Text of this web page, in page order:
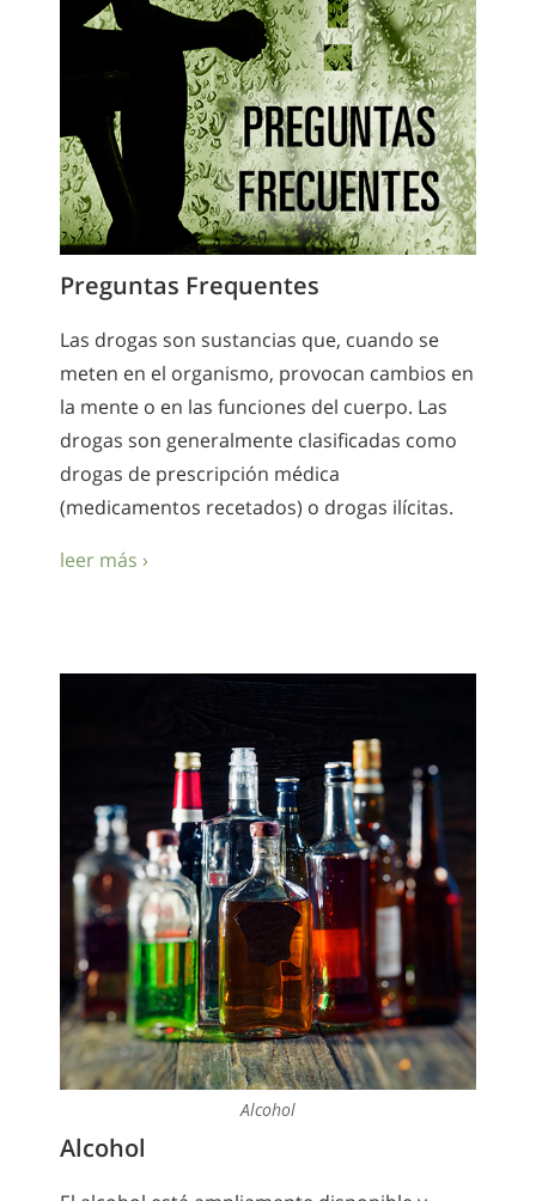
Preguntas Frequentes
Las drogas son sustancias que, cuando se
meten en el organismo, provocan cambios en
la mente o en las funciones del cuerpo. Las
drogas son generalmente clasificadas como
drogas de prescripción médica
(medicamentos recetados) o drogas ilícitas.
leer más ›
Alcohol
Alcohol